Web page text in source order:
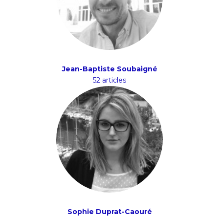
Jean-Baptiste Soubaigné
52 articles
Sophie Duprat-Caouré